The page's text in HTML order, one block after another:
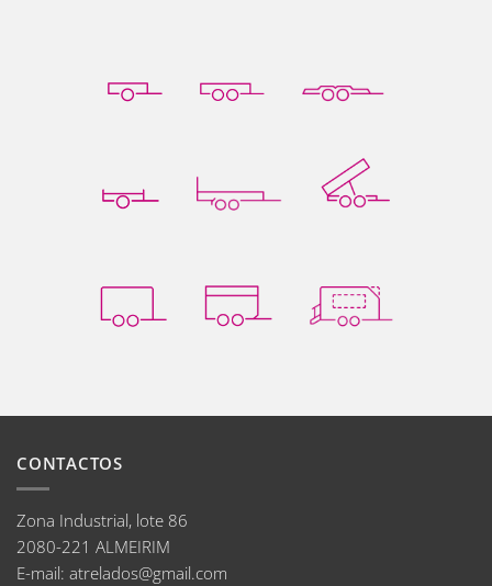
CONTACTOS
Zona Industrial, lote 86
2080-221 ALMEIRIM
E-mail: atrelados@gmail.com